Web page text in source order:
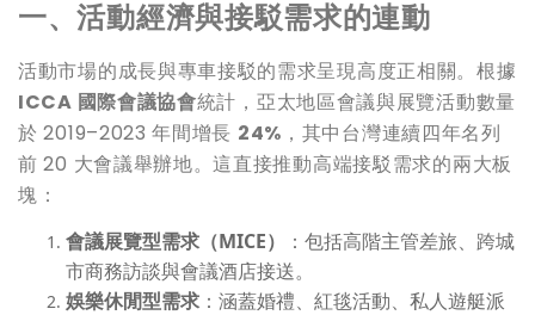
一、活動經濟與接駁需求的連動
活動市場的成長與專車接駁的需求呈現高度正相關。根據
ICCA 國際會議協會統計，亞太地區會議與展覽活動數量
於 2019–2023 年間增長 24% ，其中台灣連續四年名列
前 20 大會議舉辦地。這直接推動高端接駁需求的兩大板
塊：
會議展覽型需求（MICE）
：包括高階主管差旅、跨城
市商務訪談與會議酒店接送。
娛樂休閒型需求 ：涵蓋婚禮、紅毯活動、私人遊艇派